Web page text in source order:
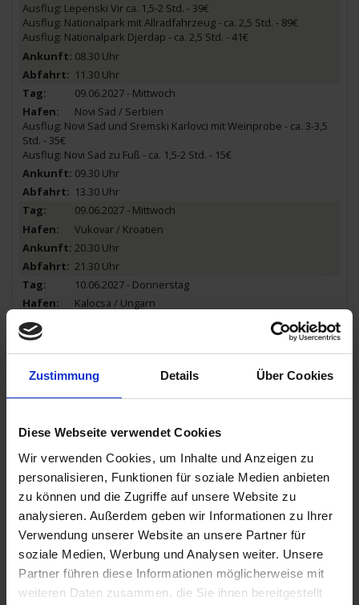
Zustimmung Details Über Cookies
Diese Webseite verwendet Cookies
Wir verwenden Cookies, um Inhalte und Anzeigen zu
personalisieren, Funktionen für soziale Medien anbieten
zu können und die Zugriffe auf unsere Website zu
analysieren. Außerdem geben wir Informationen zu Ihrer
Verwendung unserer Website an unsere Partner für
soziale Medien, Werbung und Analysen weiter. Unsere
Partner führen diese Informationen möglicherweise mit
weiteren Daten zusammen, die Sie ihnen bereitgestellt
Ausflug: Lepenski Vir ca. 1,5-2 Std. - 39€
Ausflug: Nationalpark mit Allradfahrzeug - ca. 2,5 Std. - 89€
Ausflug: Nationalpark Djerdap - ca. 2,5 Std. - 41€
08.30 Uhr
11.30 Uhr
09.06.2027 - Mittwoch
Novi Sad / Serbien
Ausflug: Novi Sad und Sremski Karlovci mit Weinprobe - ca. 3-3,5
Std. - 35€
Ausflug: Novi Sad zu Fuß - ca. 1,5-2 Std. - 15€
09.30 Uhr
13.30 Uhr
09.06.2027 - Mittwoch
Vukovar / Kroatien
20.30 Uhr
21.30 Uhr
10.06.2027 - Donnerstag
Kalocsa / Ungarn
10.30 Uhr
10.06.2027 - Donnerstag
13.00 Uhr
15.00 Uhr
11.06.2027 - Freitag
Bratislava / Slowakei
Ausflug: Bratislava ca. 3 Std. - 31€
Ausflug: Bratislava zu Fuß mit Pressburger Kipferl ca. 2 Std. - 21€
14.30 Uhr
17.30 Uhr
12.06.2027 - Samstag
Melk / Österreich